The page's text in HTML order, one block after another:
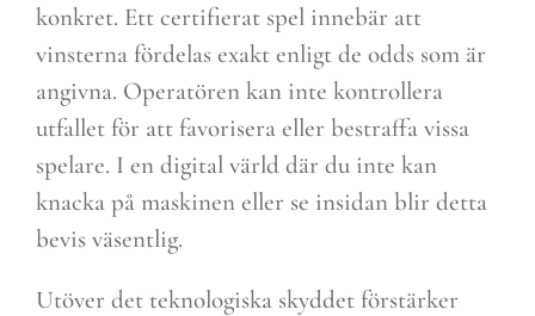
konkret. Ett certifierat spel innebär att
vinsterna fördelas exakt enligt de odds som är
angivna. Operatören kan inte kontrollera
utfallet för att favorisera eller bestraffa vissa
spelare. I en digital värld där du inte kan
knacka på maskinen eller se insidan blir detta
bevis väsentlig.
Utöver det teknologiska skyddet förstärker